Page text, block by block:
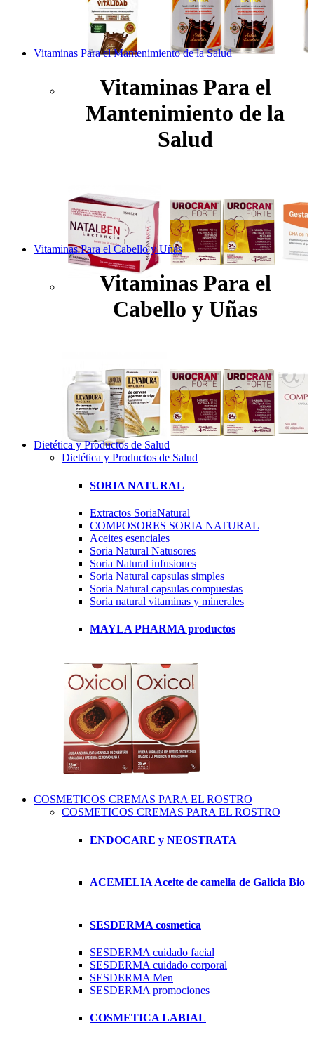
Vitaminas Para el Mantenimiento de la Salud
Vitaminas Para el
Mantenimiento de la
Salud
Vitaminas Para el Cabello y Uñas
Vitaminas Para el
Cabello y Uñas
Dietética y Productos de Salud
Dietética y Productos de Salud
SORIA NATURAL
Extractos SoriaNatural
COMPOSORES SORIA NATURAL
Aceites esenciales
Soria Natural Natusores
Soria Natural infusiones
Soria Natural capsulas simples
Soria Natural capsulas compuestas
Soria natural vitaminas y minerales
MAYLA PHARMA productos
COSMETICOS CREMAS PARA EL ROSTRO
COSMETICOS CREMAS PARA EL ROSTRO
ENDOCARE y NEOSTRATA
ACEMELIA Aceite de camelia de Galicia Bio
SESDERMA cosmetica
SESDERMA cuidado facial
SESDERMA cuidado corporal
SESDERMA Men
SESDERMA promociones
COSMETICA LABIAL